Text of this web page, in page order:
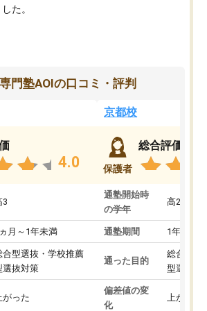
た。
門塾AOIの口コミ・評判
4.0
3
月～1年未満
合型選抜・学校推薦
選抜対策
がった
京都校
保護者
総合評価
通塾開始時
の学年
高2
通塾期間 1年以上
通った目的
総合型選
型選抜対
偏差値の変
化
上がった